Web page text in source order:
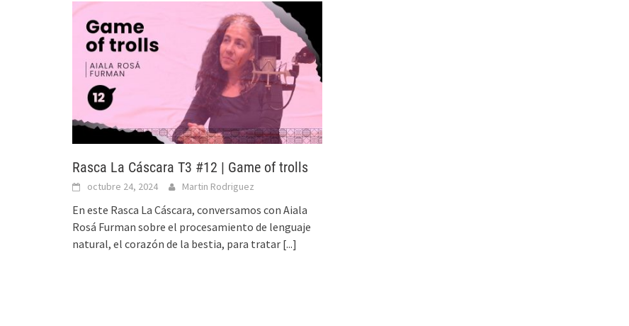
Rasca La Cáscara T3 #12 | Game of trolls
octubre 24, 2024 Martin Rodriguez
En este Rasca La Cáscara, conversamos con Aiala
Rosá Furman sobre el procesamiento de lenguaje
natural, el corazón de la bestia, para tratar [...]